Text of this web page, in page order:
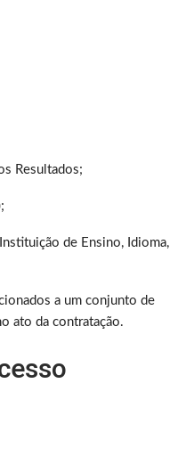
Resultados;
de Ensino, Idioma,
a um conjunto de
ato da contratação.